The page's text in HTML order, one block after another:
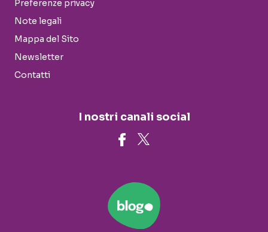
Preferenze privacy
Note legali
Mappa del Sito
Newsletter
Contatti
I nostri canali social